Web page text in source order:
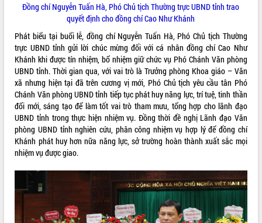
LIÊN KẾT WEB
THỐNG KÊ TRUY CẬP
Hôm nay:
10461
Tất cả: 66023201
Đồng chí Nguyễn Tuấn Hà, Phó Chủ tịch Thường trực UBND tỉnh trao
quyết định cho đồng chí Cao Như Khánh
Phát biểu tại buổi lễ, đồng chí Nguyễn Tuấn Hà, Phó Chủ tịch Thường
trực UBND tỉnh gửi lời chúc mừng đối với cá nhân đồng chí Cao Như
Khánh khi được tín nhiệm, bổ nhiệm giữ chức vụ Phó Chánh Văn phòng
UBND tỉnh. Thời gian qua, với vai trò là Trưởng phòng Khoa giáo – Văn
xã nhưng hiện tại đã trên cương vị mới, Phó Chủ tịch yêu cầu tân Phó
Chánh Văn phòng UBND tỉnh tiếp tục phát huy năng lực, trí tuệ, tinh thần
đổi mới, sáng tạo để làm tốt vai trò tham mưu, tổng hợp cho lãnh đạo
UBND tỉnh trong thực hiện nhiệm vụ. Đồng thời đề nghị Lãnh đạo Văn
phòng UBND tỉnh nghiên cứu, phân công nhiệm vụ hợp lý để đồng chí
Khánh phát huy hơn nữa năng lực, sở trường hoàn thành xuất sắc mọi
nhiệm vụ được giao.